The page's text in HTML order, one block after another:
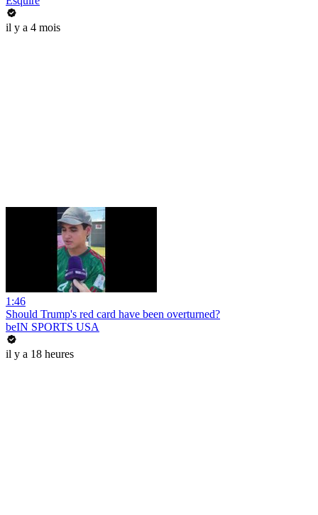
il y a 4 mois
1:46
Should Trump's red card have been overturned?
beIN SPORTS USA
il y a 18 heures